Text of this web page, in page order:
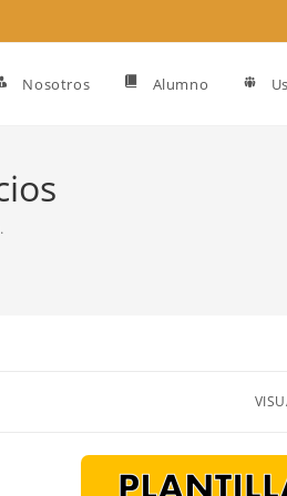
Nosotros Alumno